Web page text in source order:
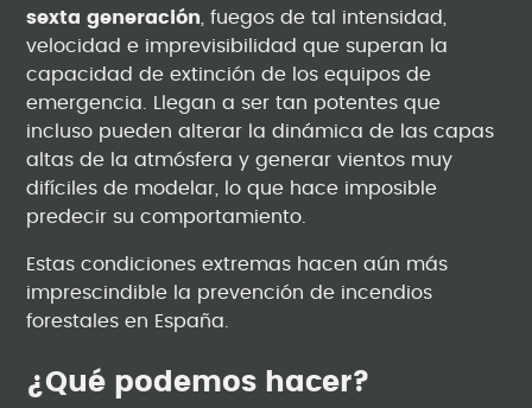
sexta generación , fuegos de tal intensidad,
velocidad e imprevisibilidad que superan la
capacidad de extinción de los equipos de
emergencia. Llegan a ser tan potentes que
incluso pueden alterar la dinámica de las capas
altas de la atmósfera y generar vientos muy
difíciles de modelar, lo que hace imposible
predecir su comportamiento.
Estas condiciones extremas hacen aún más
imprescindible la prevención de incendios
forestales en España.
¿Qué podemos hacer?